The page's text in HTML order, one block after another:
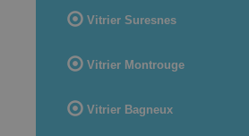
Vitrier Suresnes
Vitrier Montrouge
Vitrier Bagneux